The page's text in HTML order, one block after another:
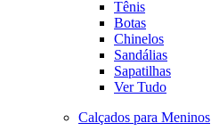
Tênis
Botas
Chinelos
Sandálias
Sapatilhas
Ver Tudo
Calçados para Meninos